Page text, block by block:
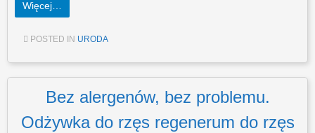
Więcej…
POSTED IN URODA
Bez alergenów, bez problemu.
Odżywka do rzęs regenerum do rzęs